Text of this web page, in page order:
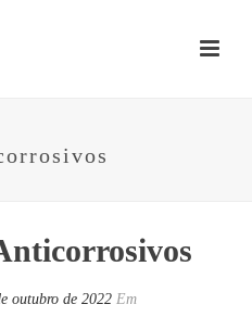
outubro de 2022 Em